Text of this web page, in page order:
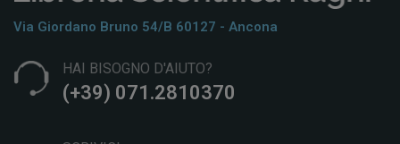
Via Giordano Bruno 54/b 60127 - Ancona
HAI BISOGNO D'AIUTO?
(+39) 071.2810370